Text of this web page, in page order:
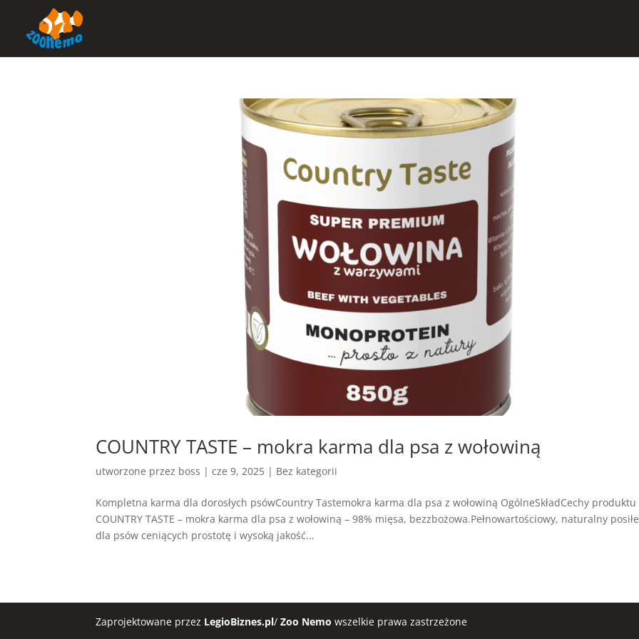
COUNTRY TASTE – mokra karma dla psa z wołowiną
utworzone przez boss |cze 9, 2025 | Bez kategorii
Kompletna karma dla dorosłych psówCountry Tastemokra karma dla psa z wołowiną OgólneSkładCechy produktu
COUNTRY TASTE – mokra karma dla psa z wołowiną – 98% mięsa, bezzbożowa.Pełnowartościowy, naturalny
dla psów ceniących prostotę i wysoką jakość...
Zaprojektowane przez LegioBiznes.pl/Zoo Nemo wszelkie prawa zastrzeżone